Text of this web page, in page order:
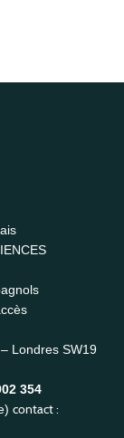
Londres SW19
354
contact :